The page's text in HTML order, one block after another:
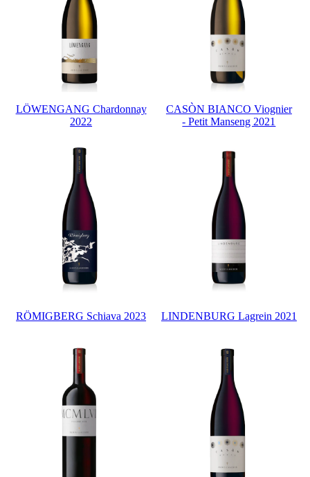
LÖWENGANG Chardonnay
2022
CASÒN BIANCO Viognier
- Petit Manseng 2021
RÖMIGBERG Schiava 2023 LINDENBURG Lagrein 2021